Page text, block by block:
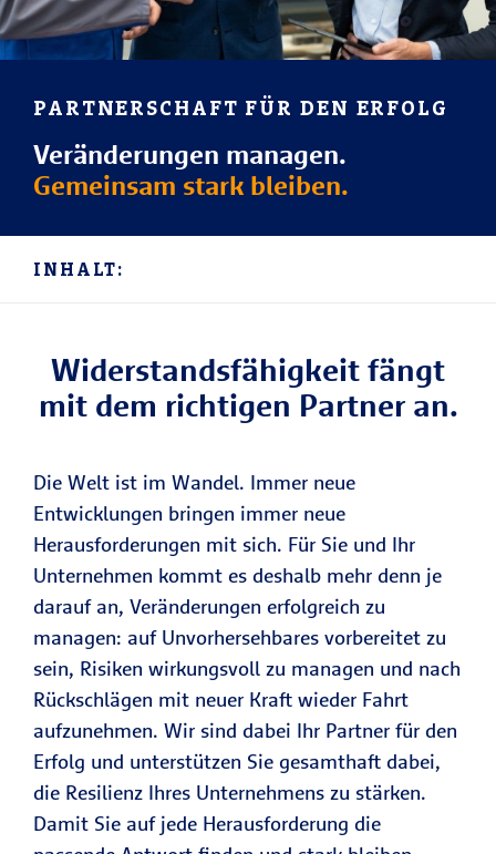
PARTNERSCHAFT FÜR DEN ERFOLG
Veränderungen managen.
Gemeinsam stark bleiben.
INHALT:
Widerstandsfähigkeit fängt
mit dem richtigen Partner an.
Die Welt ist im Wandel. Immer neue
Entwicklungen bringen immer neue
Herausforderungen mit sich. Für Sie und Ihr
Unternehmen kommt es deshalb mehr denn je
darauf an, Veränderungen erfolgreich zu
managen: auf Unvorhersehbares vorbereitet zu
sein, Risiken wirkungsvoll zu managen und nach
Rückschlägen mit neuer Kraft wieder Fahrt
aufzunehmen. Wir sind dabei Ihr Partner für den
Erfolg und unterstützen Sie gesamthaft dabei,
die Resilienz Ihres Unternehmens zu stärken.
Damit Sie auf jede Herausforderung die